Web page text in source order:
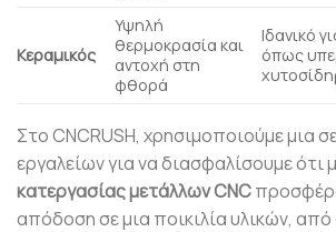
Κεραμικός
Υψηλή
θερμοκρασία και
αντοχή στη
φθορά
Ιδανικό
όπως
Στο CNCRUSH, χρησιμοποιούμε μια
εργαλείων για να διασφαλίσουμε ότι
κατεργασίας μετάλλων CNC
απόδοση σε μια ποικιλία υλικών, από